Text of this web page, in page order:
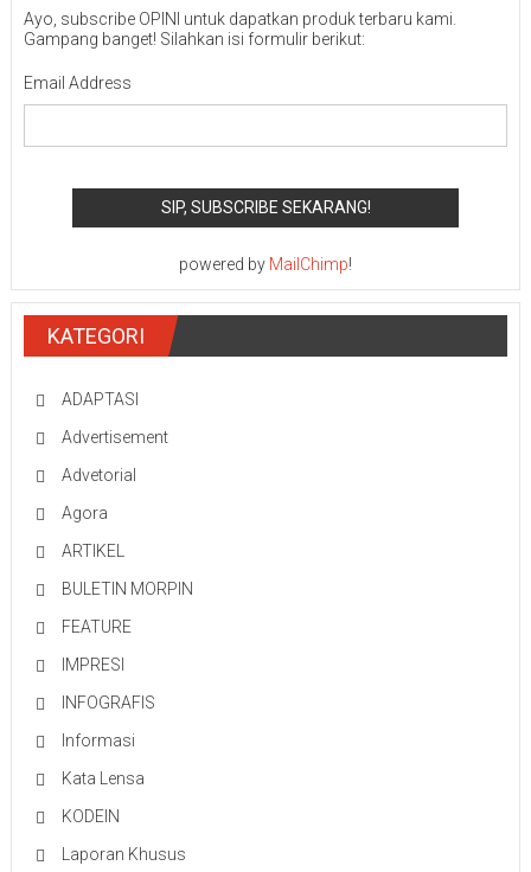
Ayo, subscribe OPINI untuk dapatkan produk terbaru kami.
Gampang banget! Silahkan isi formulir berikut:
Email Address
powered by MailChimp!
KATEGORI
ADAPTASI
Advertisement
Advetorial
Agora
ARTIKEL
BULETIN MORPIN
FEATURE
IMPRESI
INFOGRAFIS
Informasi
Kata Lensa
KODEIN
Laporan Khusus